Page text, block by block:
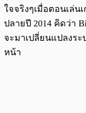
ใจจริงๆเมื่อตอนเล่น
ปลายปี 2014 คิดว่า
จะมาเปลี่ยนแปลงระ
หน้า